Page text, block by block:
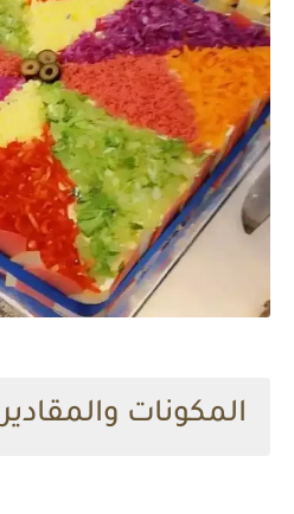
المكونات والمقادير